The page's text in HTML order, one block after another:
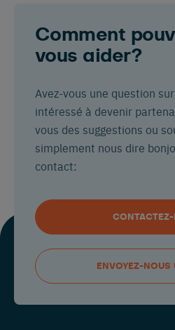
Comment
vous aider?
Avez-vous une question
intéressé à devenir
vous des suggestions ou
simplement nous dire
contact:
CONTACTEZ-
ENVOYEZ-NOUS